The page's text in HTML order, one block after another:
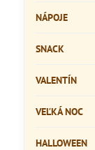
NÁPOJE
SNACK
VALENTÍN
VEĽKÁ NOC
HALLOWEEN